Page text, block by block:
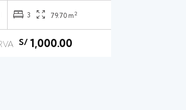
3 79.70 m2
S/1,000.00